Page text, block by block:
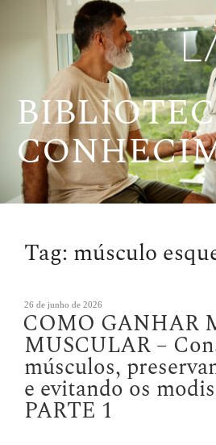
Tag: músculo
Publicado
em
26 de junho de 2026
COMO GANHAR
MUSCULAR –
músculos,
e evitando os
PARTE 1